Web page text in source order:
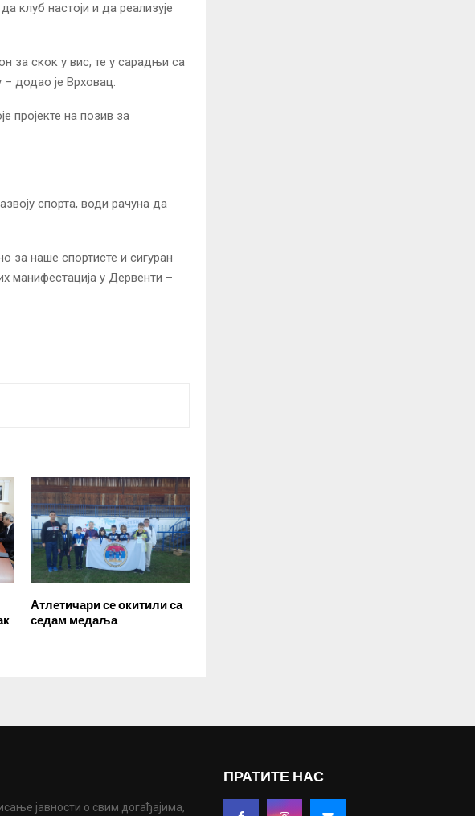
клуб настоји и да реализује
за скок у вис, те у сарадњи са
додао је Врховац.
пројекте на позив за
спорта, води рачуна да
за наше спортисте и сигуран
манифестација у Дервенти –
Атлетичари се окитили са
седам медаља
јавности о свим догађајима,
ПРАТИТЕ НАС